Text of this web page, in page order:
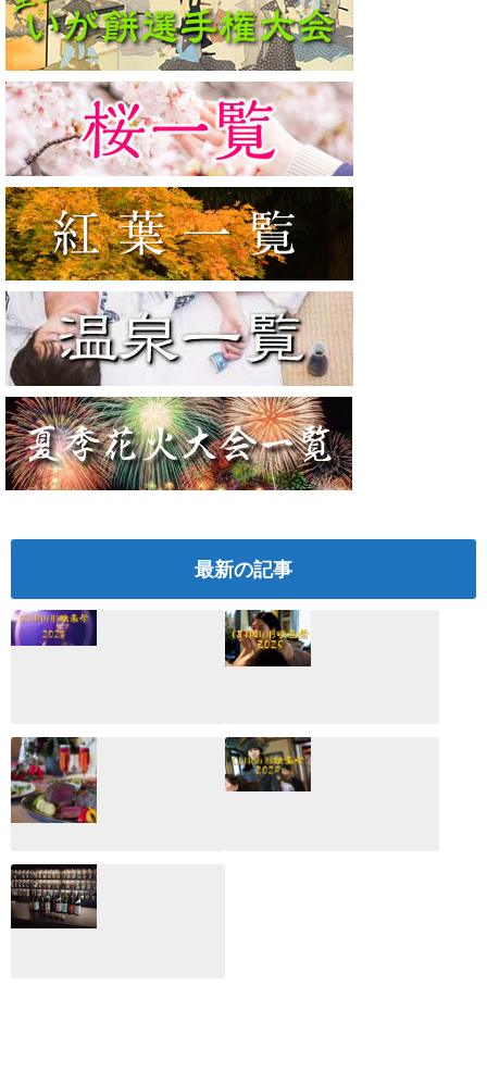
最新の記事
CLIP山形映画祭
2026：映画館派の
編集長が読む2025
年の映画ざっくり
総監
2026.02.27
CLIP山形映画祭
2025：ほぼこれく
らいしか更新して
いない変なブログ
月のホテル☆4日
間限定！クリスマ
スディナーブッフ
ェ開催☆